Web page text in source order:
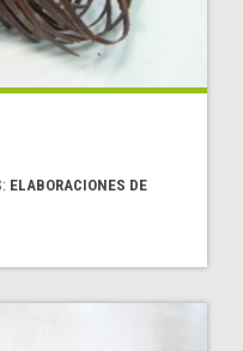
ELABORACIONES DE